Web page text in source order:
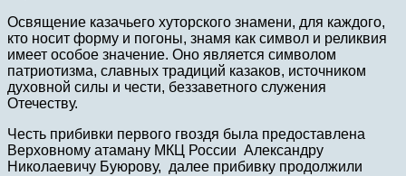
Освящение казачьего хуторского знамени, для каждого,
кто носит форму и погоны, знамя как символ и реликвия
имеет особое значение. Оно является символом
патриотизма, славных традиций казаков, источником
духовной силы и чести, беззаветного служения
Отечеству.
Честь прибивки первого гвоздя была предоставлена
Верховному атаману МКЦ России Александру
Николаевичу Буюрову, далее прибивку продолжили